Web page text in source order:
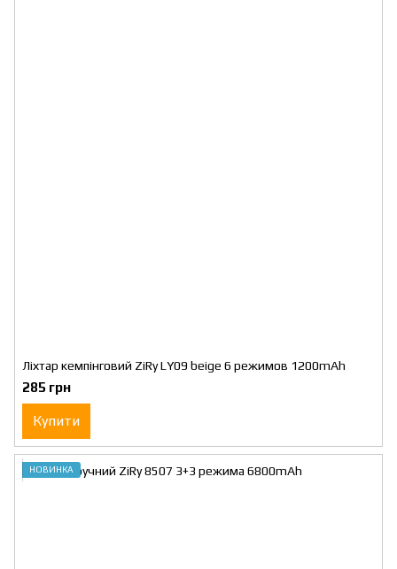
Ліхтар кемпінговий ZiRy LY09 beige 6 режимов 1200mAh
285 грн
Купити
НОВИНКА